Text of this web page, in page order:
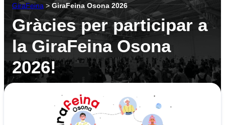
GiraFeina > GiraFeina Osona 2026
Gràcies per participar a
la GiraFeina Osona
2026!